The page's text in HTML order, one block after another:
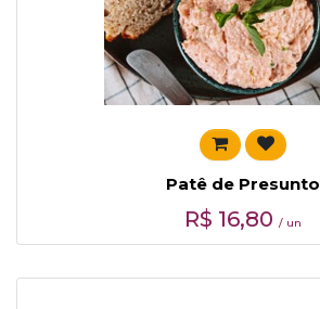
Patê de Presunto
R$ 16,80 / un